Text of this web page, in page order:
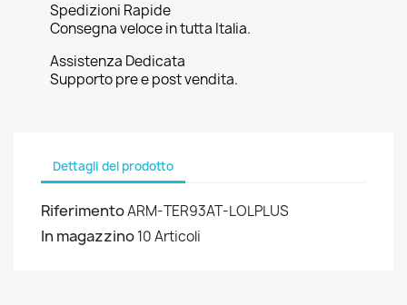
Spedizioni Rapide
Consegna veloce in tutta Italia.
Assistenza Dedicata
Supporto pre e post vendita.
Dettagli del prodotto
RiferimentoARM-TER93AT-LOLPLUS
In magazzino10 Articoli